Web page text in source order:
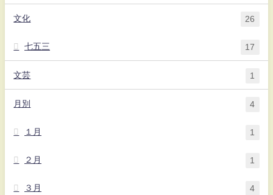
文化 26
七五三 17
文芸 1
月別 4
１月 1
２月 1
３月 4